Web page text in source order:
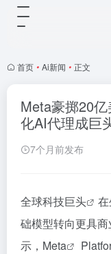
首页 • Ai新闻 • 正文
Meta豪掷20
化AI代理成巨
7个月前发布
全球科技巨头 在
础模型转向更具
示， Meta